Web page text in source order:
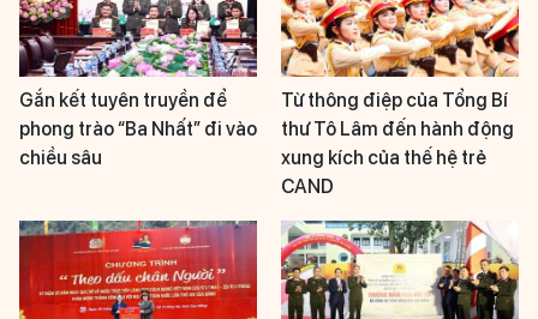
Gắn kết tuyên truyền để
phong trào “Ba Nhất” đi vào
chiều sâu
Từ thông điệp của Tổng Bí
thư Tô Lâm đến hành động
xung kích của thế hệ trẻ
CAND